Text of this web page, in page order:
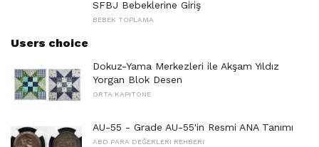
SFBJ Bebeklerine Giriş
BEBEK TOPLAMA
Users choice
Dokuz-Yama Merkezleri ile Akşam Yıldız
Yorgan Blok Desen
ORTA KAPITONE
AU-55 - Grade AU-55'in Resmi ANA Tanımı
ABD PARA DEĞERLERI REHBERI